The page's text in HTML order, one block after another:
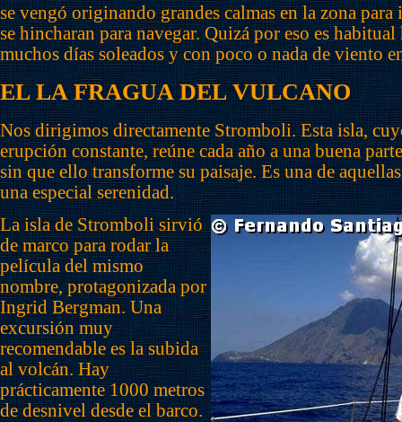
se vengó originando grandes calmas en la zona para
se hincharan para navegar. Quizá por eso es
muchos días soleados y con poco o nada de viento
EL LA FRAGUA DEL VULCANO
Nos dirigimos directamente Stromboli. Esta isla,
erupción constante, reúne cada año a una buena
sin que ello transforme su paisaje. Es una de
una especial serenidad.
La isla de Stromboli sirvió
de marco para rodar la
película del mismo
nombre, protagonizada por
Ingrid Bergman. Una
excursión muy
recomendable es la subida
al volcán. Hay
prácticamente 1000 metros
de desnivel desde el barco.